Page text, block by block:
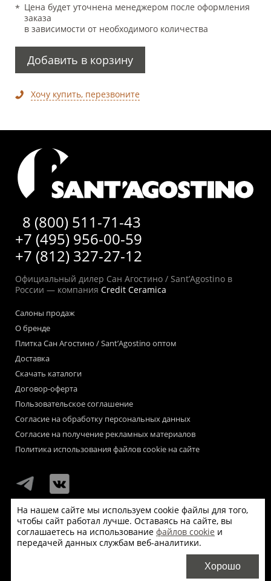
Цена будет уточнена менеджером после оформления
заказа
в зависимости от необходимого количества
Добавить в корзину
Хочу купить, перезвоните
8 (800) 511-71-43
+7 (495) 956-00-59
+7 (812) 327-27-12
Официальный дилер Сан Агостино / Sant’Agostino в
России — компания Credit Ceramica
Салоны продаж
О бренде
Плитка Сан Агостино / Sant’Agostino оптом
Доставка
Скачать каталоги
Договор-оферта
Пользовательское соглашение
Согласие на обработку персональных данных
Согласие на получение рекламных материалов
Политика использования файлов cookie на сайте
Мы используем файлы «cookie» для функционирования сайта.
Если Вас это не устраивает, пожалуйста, покиньте сайт.
На нашем сайте мы используем cookie файлы для того,
чтобы сайт работал лучше. Оставаясь на сайте, вы
соглашаетесь на использование файлов cookie и
передачей данных службам веб-аналитики.
Хорошо